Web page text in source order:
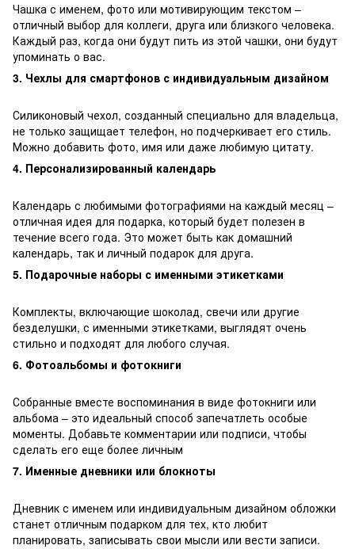
Чашка с именем, фото или мотивирующим текстом –
отличный выбор для коллеги, друга или близкого человека.
Каждый раз, когда они будут пить из этой чашки, они будут
упоминать о вас.
3. Чехлы для смартфонов с индивидуальным дизайном
Силиконовый чехол, созданный специально для владельца,
не только защищает телефон, но подчеркивает его стиль.
Можно добавить фото, имя или даже любимую цитату.
4. Персонализированный календарь
Календарь с любимыми фотографиями на каждый месяц –
отличная идея для подарка, который будет полезен в
течение всего года. Это может быть как домашний
календарь, так и личный подарок для друга.
5. Подарочные наборы с именными этикетками
Комплекты, включающие шоколад, свечи или другие
безделушки, с именными этикетками, выглядят очень
стильно и подходят для любого случая.
6. Фотоальбомы и фотокниги
Собранные вместе воспоминания в виде фотокниги или
альбома – это идеальный способ запечатлеть особые
моменты. Добавьте комментарии или подписи, чтобы
сделать его еще более личным
7. Именные дневники или блокноты
Дневник с именем или индивидуальным дизайном обложки
станет отличным подарком для тех, кто любит
планировать, записывать свои мысли или вести записи.